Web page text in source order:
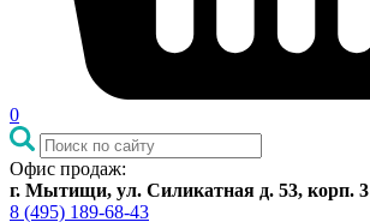
0
Офис продаж:
г. Мытищи, ул. Силикатная д. 53, корп. 3
8 (495) 189-68-43